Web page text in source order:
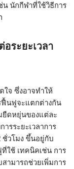
น นักกีฬาที่ใช้วิธีการ
ระยะเวลา
ใจ ซึ่งอาจทำให้
ฟื้นฟูจะแตกต่างกัน
ยืดหยุ่นของแต่ละ
รระยะเวลาการ
ชั่วโมง ขึ้นอยู่กับ
ใช้ เทคนิคเช่น การ
ามารถช่วยเพิ่มการ